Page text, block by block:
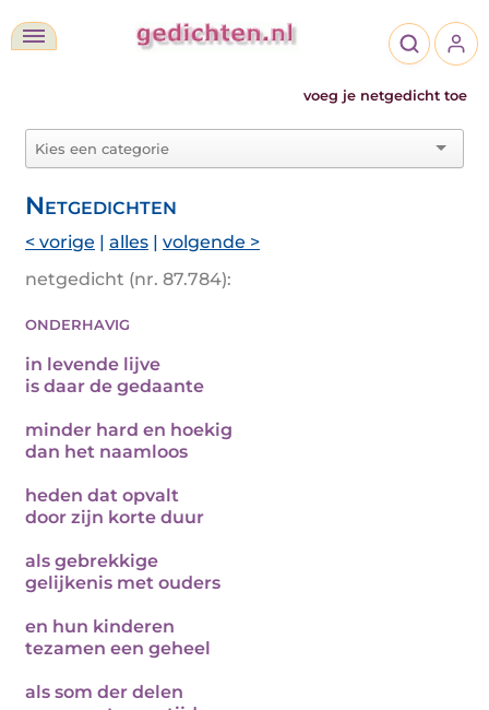
voeg je netgedicht toe
Netgedichten
< vorige | alles | volgende >
netgedicht (nr. 87.784):
onderhavig
in levende lijve
is daar de gedaante
minder hard en hoekig
dan het naamloos
heden dat opvalt
door zijn korte duur
als gebrekkige
gelijkenis met ouders
en hun kinderen
tezamen een geheel
als som der delen